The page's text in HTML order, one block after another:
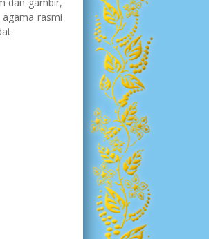
rasmi